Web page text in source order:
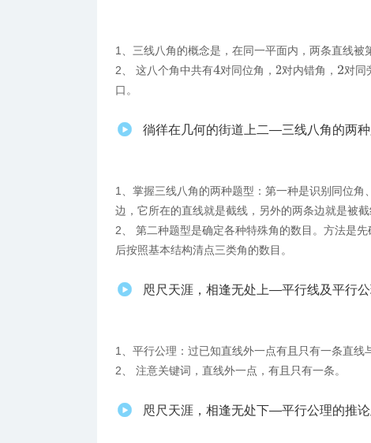
1、三线八角的概念是，在同一平面内，两条直线被
2、 这八个角中共有4对同位角， 2对内错角， 2对同
口。
徜徉在几何的街道上二—三线八角的两
1、掌握三线八角的两种题型：第一种是识别同位
边，它所在的直线就是截线，另外的两条边就是被
2、 第二种题型是确定各种特殊角的数目。方法是
后按照基本结构清点三类角的数目。
咫尺天涯，相逢无处上—平行线及平行
1、平行公理：过已知直线外一点有且只有一条直线
2、 注意关键词，直线外一点，有且只有一条。
咫尺天涯，相逢无处下—平行公理的推